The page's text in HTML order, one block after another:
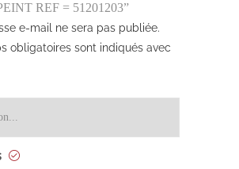
REF = 51201203”
e-mail ne sera pas publiée.
obligatoires sont indiqués avec